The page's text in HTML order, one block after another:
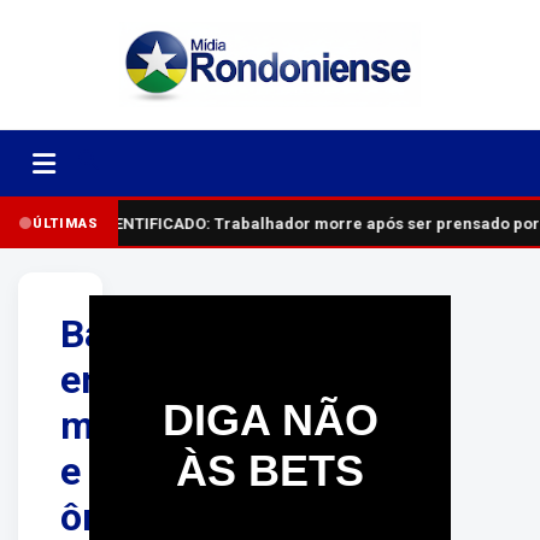
ÚLTIMASIDENTIFICADO: Trabalhador morre após ser prensado
Batida
entre
moto
e
ônibus
DIGA NÃO
ÀS BETS